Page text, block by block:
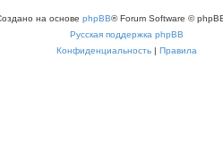
на основе phpBB® Forum Software ©
Русская поддержка phpBB
Конфиденциальность | Правила